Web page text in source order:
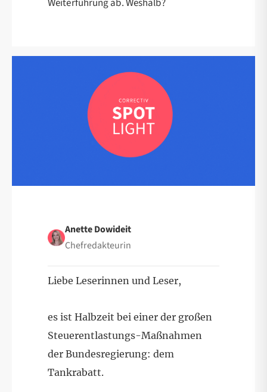
Weiterführung ab. Weshalb?
Anette Dowideit
Chefredakteurin
Liebe Leserinnen und Leser,
es ist Halbzeit bei einer der großen
Steuerentlastungs-Maßnahmen
der Bundesregierung: dem
Tankrabatt.